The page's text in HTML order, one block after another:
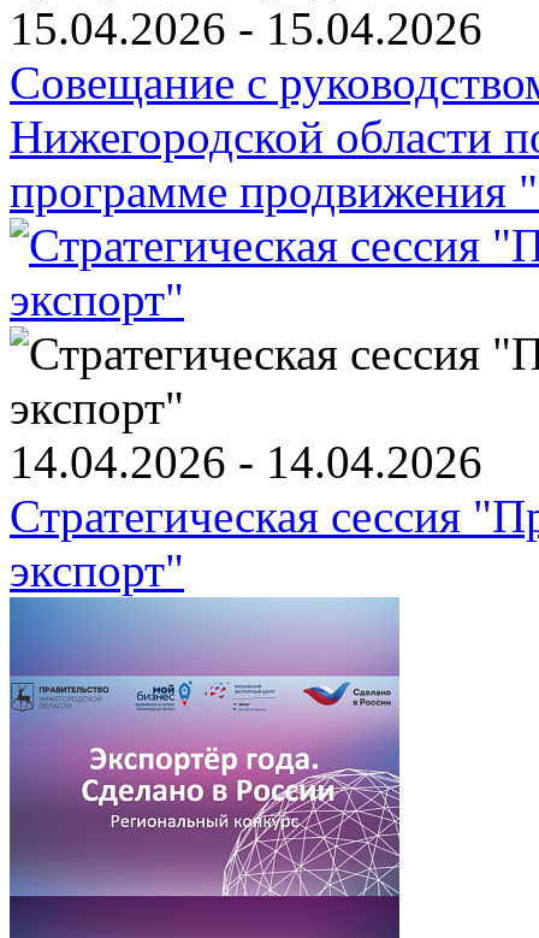
15.04.2026 - 15.04.2026
Совещание с
Нижегородской области
программе продвижения
14.04.2026 - 14.04.2026
Стратегическая сессия
экспорт"